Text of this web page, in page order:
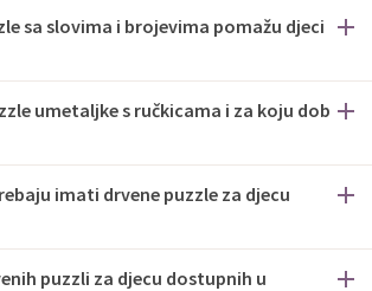
sa slovima i brojevima pomažu djeci
umetaljke s ručkicama i za koju dob
imati drvene puzzle za djecu
puzzli za djecu dostupnih u